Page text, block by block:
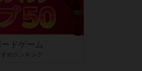
ードゲーム
めランキング